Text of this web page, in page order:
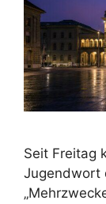
Seit Freitag
Jugendwort